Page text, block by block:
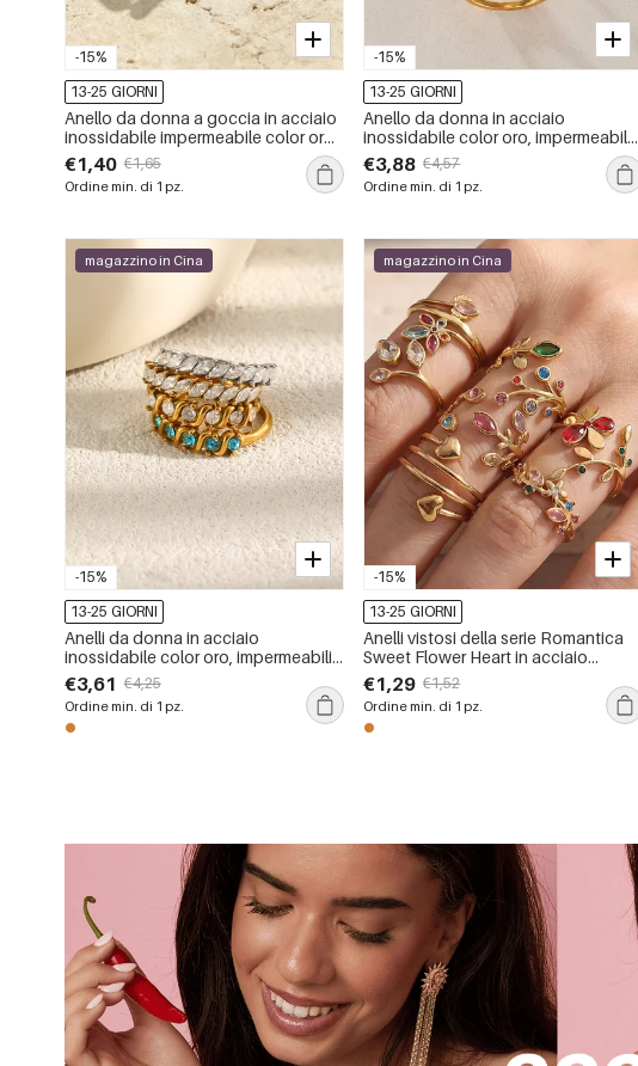
-15%
13-25 GIORNI
Anello da donna a goccia in acciaio
inossidabile impermeabile color oro
con zirconi.
€1,40 €1,65
Ordine min. di 1 pz.
-15%
13-25 GIORNI
Anello da donna in acciaio
inossidabile color oro, impermeabile,
con zirconi e forma geometrica
semplice.
€3,88 €4,57
Ordine min. di 1 pz.
-15%
magazzino in Cina
13-25 GIORNI
Anelli da donna in acciaio
inossidabile color oro, impermeabili,
dalla forma semplice e irregolare,
con zirconi, della serie Luxurious.
€3,61 €4,25
Ordine min. di 1 pz.
-15%
magazzino in Cina
13-25 GIORNI
Anelli vistosi della serie Romantica
Sweet Flower Heart in acciaio
inossidabile color oro impermeabile
con strass
€1,29 €1,52
Ordine min. di 1 pz.